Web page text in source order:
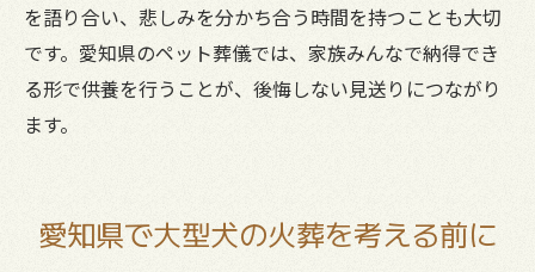
を語り合い、悲しみを分かち合う時間を持つことも大切
です。愛知県のペット葬儀では、家族みんなで納得でき
る形で供養を行うことが、後悔しない見送りにつながり
ます。
愛知県で大型犬の火葬を考える前に